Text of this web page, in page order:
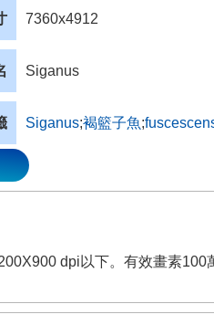
7360x4912
Siganus
Siganus;褐籃子魚;
dpi以下。有效畫素100